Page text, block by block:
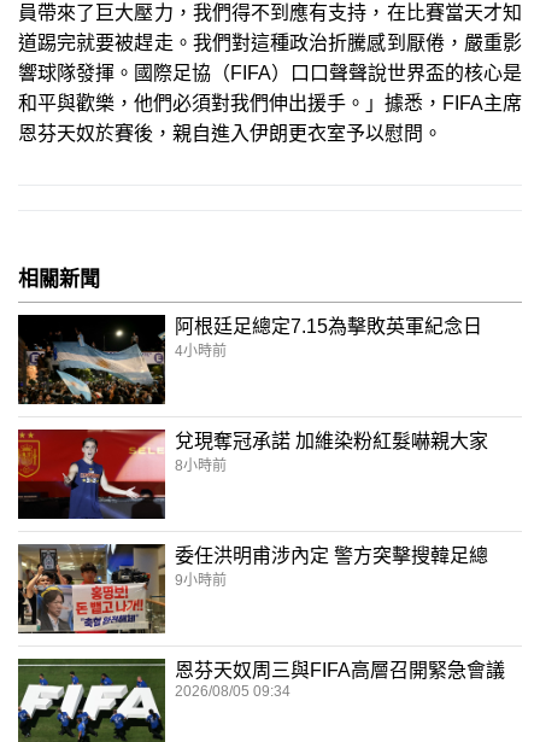
員帶來了巨大壓力，我們得不到應有支持，在比賽當天才知
道踢完就要被趕走。我們對這種政治折騰感到厭倦，嚴重影
響球隊發揮。國際足協（FIFA）口口聲聲說世界盃的核心是
和平與歡樂，他們必須對我們伸出援手。」據悉，FIFA主席
恩芬天奴於賽後，親自進入伊朗更衣室予以慰問。
相關新聞
阿根廷足總定7.15為擊敗英軍紀念日
4小時前
兌現奪冠承諾 加維染粉紅髮嚇親大家
8小時前
委任洪明甫涉內定 警方突擊搜韓足總
9小時前
恩芬天奴周三與FIFA高層召開緊急會議
2026/08/05 09:34